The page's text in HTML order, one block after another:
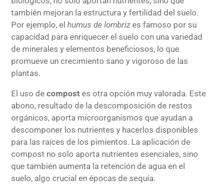
también mejoran la estructura y fertilidad del suelo.
Por ejemplo, el humus de lombriz es famoso por su
capacidad para enriquecer el suelo con una variedad
de minerales y elementos beneficiosos, lo que
promueve un crecimiento sano y vigoroso de las
plantas.
El uso de compost es otra opción muy valorada. Este
abono, resultado de la descomposición de restos
orgánicos, aporta microorganismos que ayudan a
descomponer los nutrientes y hacerlos disponibles
para las raíces de los pimientos. La aplicación de
compost no solo aporta nutrientes esenciales, sino
que también aumenta la retención de agua en el
suelo, algo crucial en épocas de sequía.